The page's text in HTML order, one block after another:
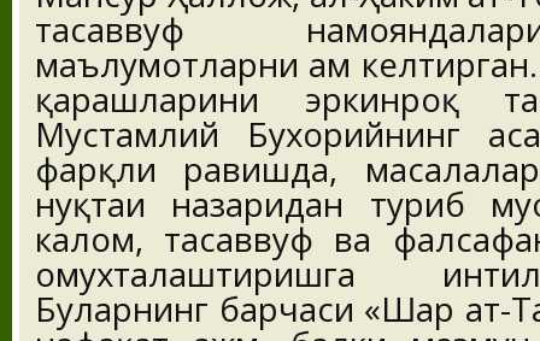
тасаввуф
маълумотларни ҳам
қарашларини эркинроқ
Мустамлий Бухорийнинг
фарқли равишда,
нуқтаи назаридан туриб
калом, тасаввуф ва
омухталаштиришга
Буларнинг барчаси «Шарҳ ат-